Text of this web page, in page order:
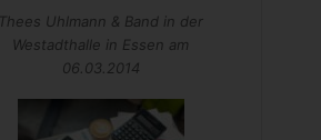
Thees Uhlmann & Band in der
Westadthalle in Essen am
06.03.2014